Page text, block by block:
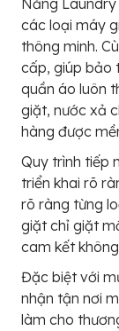
Nắng
các loại máy
thông minh.
cấp, giúp bảo
quần áo luôn
giặt, nước xả
hàng được
Quy trình tiếp
triển khai rõ
rõ ràng từng
giặt chỉ giặt
cam kết
Đặc biệt với
nhận tận nơi
làm cho